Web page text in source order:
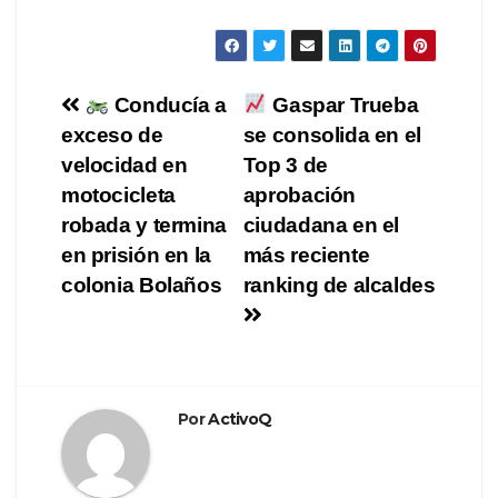
Navegación
de
entradas
Gaspar Trueba
se consolida en el
Top 3 de
aprobación
ciudadana en el
más reciente
ranking de alcaldes
Conducía a
exceso de
velocidad en
motocicleta
robada y termina
en prisión en la
colonia Bolaños
PorActivoQ